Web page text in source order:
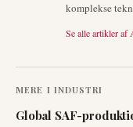
komplekse
Se alle artikler af
MERE I INDUSTRI
Global SAF-